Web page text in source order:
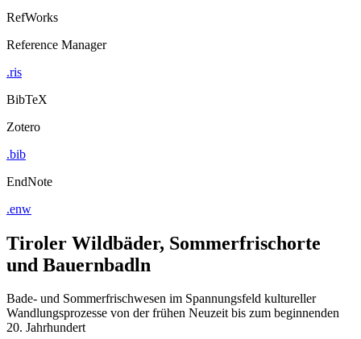
RefWorks
Reference Manager
.ris
BibTeX
Zotero
.bib
EndNote
.enw
Tiroler Wildbäder, Sommerfrischorte
und Bauernbadln
Bade- und Sommerfrischwesen im Spannungsfeld kultureller
Wandlungsprozesse von der frühen Neuzeit bis zum beginnenden
20. Jahrhundert